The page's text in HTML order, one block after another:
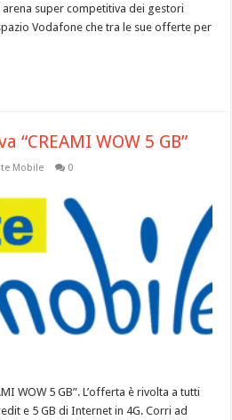
super competitiva dei gestori
Vodafone che tra le sue offerte per
“CREAMI WOW 5 GB”
Mobile 0
WOW 5 GB”. L’offerta è rivolta a tutti
e 5 GB di Internet in 4G. Corri ad